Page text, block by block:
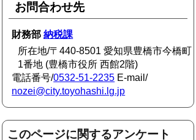
お問合わせ先
財務部納税課
所在地/〒440-8501 愛知県豊橋市今橋町
1番地 (豊橋市役所 西館2階)
電話番号/0532-51-2235 E-mail/
nozei@city.toyohashi.lg.jp
このページに関するアンケート